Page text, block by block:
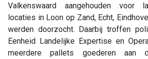
Valkenswaard aangehouden voor
locaties in Loon op Zand, Echt,
werden doorzocht. Daarbij troffen
Eenheid Landelijke Expertise en
meerdere pallets goederen aan